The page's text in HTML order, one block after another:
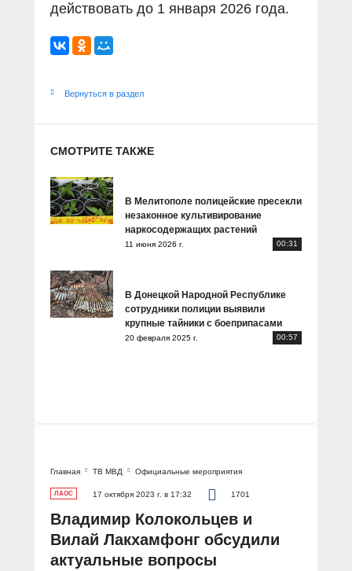
действовать до 1 января 2026 года.
Вернуться в раздел
СМОТРИТЕ ТАКЖЕ
В Мелитополе полицейские пресекли
незаконное культивирование
наркосодержащих растений
11 июня 2026 г. 00:31
В Донецкой Народной Республике
сотрудники полиции выявили
крупные тайники с боеприпасами
20 февраля 2025 г. 00:57
Главная ТВ МВД Официальные мероприятия
ЛАОС 17 октября 2023 г. в 17:32 1701
Владимир Колокольцев и
Вилай Лакхамфонг обсудили
актуальные вопросы